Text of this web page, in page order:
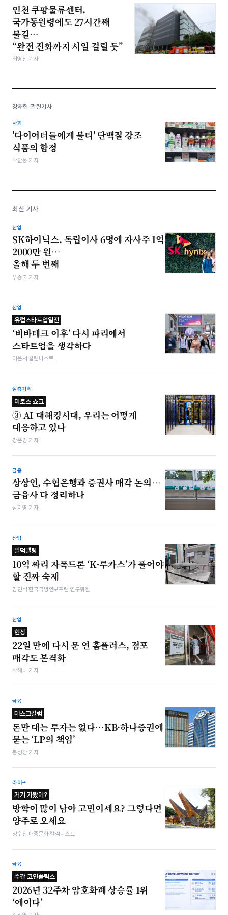
인천 쿠팡물류센터,
국가동원령에도 27시간째
불길…
“완전 진화까지 시일 걸릴 듯”
최영찬 기자
강재헌 관련기사
사회
'다이어터들에게 불티' 단백질 강조
식품의 함정
박찬웅 기자
최신 기사
산업
SK하이닉스, 독립이사 6명에 자사주 1억
2000만 원…
올해 두 번째
우종국 기자
산업
유럽스타트업열전
‘비바테크 이후’ 다시 파리에서
스타트업을 생각하다
이은서 칼럼니스트
심층기획
미토스 쇼크
③ AI 대해킹시대, 우리는 어떻게
대응하고 있나
강은경 기자
금융
상상인, 수협은행과 증권사 매각 논의…
금융사 다 정리하나
심지영 기자
산업
밀덕텔링
10억 짜리 자폭드론 ‘K-루카스’가 풀어야
할 진짜 숙제
김민석 한국국방안보포럼 연구위원
산업
현장
22일 만에 다시 문 연 홈플러스, 점포
매각도 본격화
박해나 기자
금융
데스크칼럼
돈만 대는 투자는 없다…KB·하나증권에
묻는 ‘LP의 책임’
봉성창 기자
라이프
거기 가봤어?
방학이 많이 남아 고민이세요? 그렇다면
양주로 오세요
정수진 대중문화 칼럼니스트
금융
주간 코인플릭스
2026년 32주차 암호화폐 상승률 1위
‘에이다’